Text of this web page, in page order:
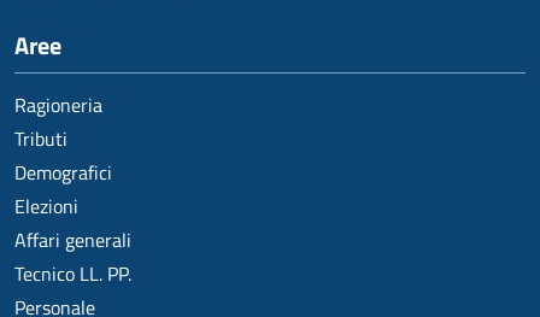
Aree
Ragioneria
Tributi
Demografici
Elezioni
Affari generali
Tecnico LL. PP.
Personale